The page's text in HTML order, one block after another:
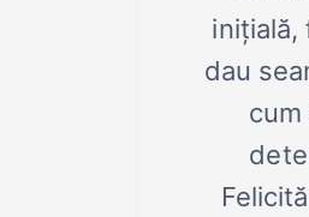
inițială,
dau